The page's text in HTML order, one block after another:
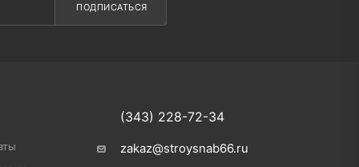
ПОДПИСАТЬСЯ
(343) 228-72-34
zakaz@stroysnab66.ru